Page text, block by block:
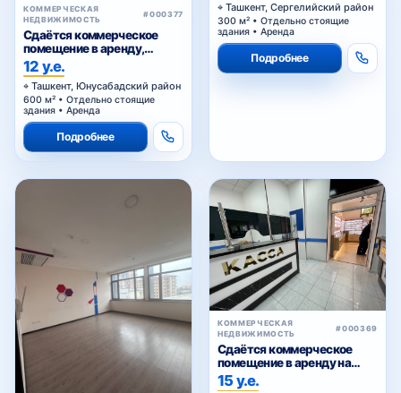
КОММЕРЧЕСКАЯ
НЕДВИЖИМОСТЬ
#000377
Сдаётся коммерческое
помещение в аренду,
Сагбан
12 у.е.
Ташкент, Юнусабадский район
600 м² • Отдельно стоящие
здания • Аренда
Подробнее
Ташкент, Сергелийский район
300 м² • Отдельно стоящие
здания • Аренда
Подробнее
КОММЕРЧЕСКАЯ
НЕДВИЖИМОСТЬ
#000369
Сдаётся коммерческое
помещение в аренду на
Шота Руставели
15 у.е.